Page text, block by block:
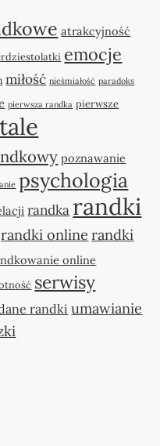
atrakcyjność
emocje
miłość nieśmiałość paradoks
pierwsza randka pierwsze
poznawanie
psychologia
randka randki
randki online randki
online
serwisy
randki umawianie